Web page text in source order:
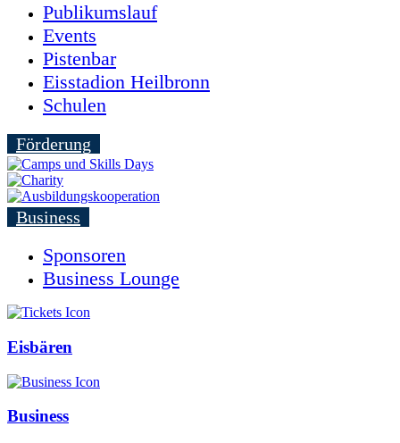
Publikumslauf
Events
Pistenbar
Eisstadion Heilbronn
Schulen
Förderung
Business
Sponsoren
Business Lounge
Eisbären
Business